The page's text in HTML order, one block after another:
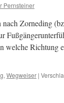
Pernsteiner
nach Zorneding
welche
, Wegweiser |